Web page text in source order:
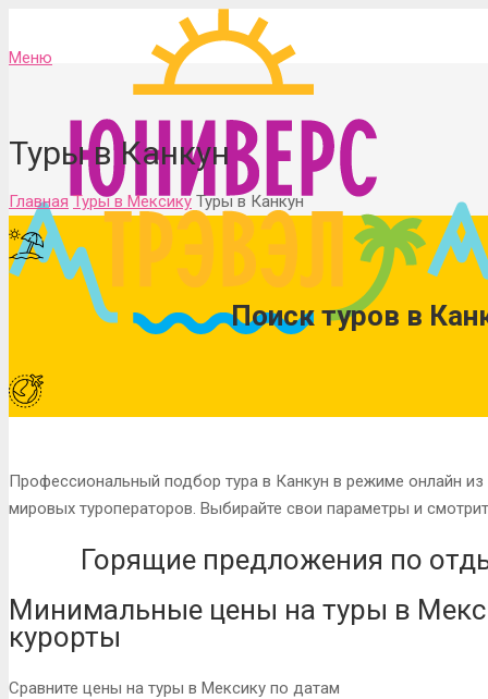
Меню
Туры в Канкун
Главная Туры в Мексику Туры в Канкун
Поиск туров в
Профессиональный подбор тура в Канкун в режиме онлайн
мировых туроператоров. Выбирайте свои параметры и
Горящие предложения по
Минимальные цены на туры в
курорты
Сравните цены на туры в Мексику по датам